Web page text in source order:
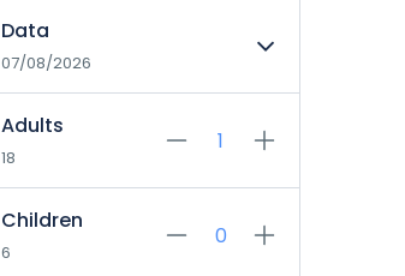
Data
07/08/2026
Adults
18
Children
6